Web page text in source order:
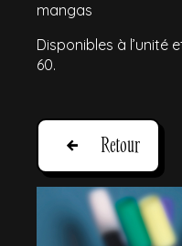
mangas
Disponibles à l’unité
60.
Retour